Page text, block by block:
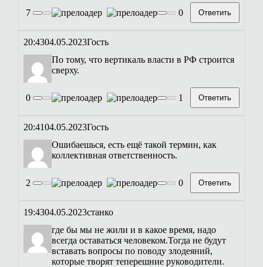
7
0 Ответить
20:4304.05.2023Гость
По тому, что вертикаль власти в РФ строится
сверху.
0 1 Ответить
20:4104.05.2023Гость
Ошибаешься, есть ещё такой термин, как
коллективная ответственность.
2 0 Ответить
19:4304.05.2023станко
где бы мы не жили и в какое время, надо
всегда оставаться человеком.Тогда не будут
вставать вопросы по поводу злодеяний,
которые творят теперешние руководители.